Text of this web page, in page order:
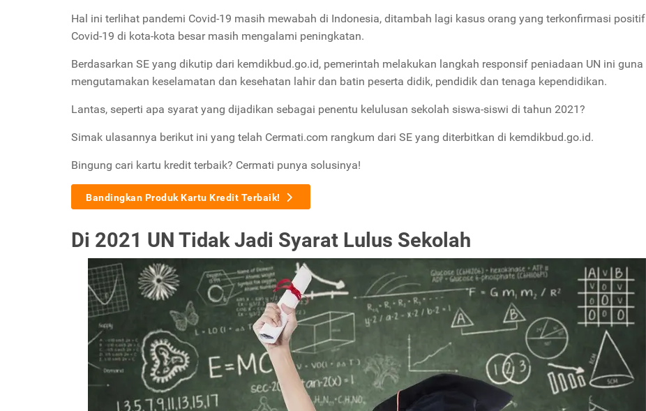
Hal ini terlihat pandemi Covid-19 masih mewabah di Indonesia, ditambah lagi kasus orang yang terkonfirmasi positif
Covid-19 di kota-kota besar masih mengalami peningkatan.
Berdasarkan SE yang dikutip dari kemdikbud.go.id, pemerintah melakukan langkah responsif peniadaan UN ini guna
mengutamakan keselamatan dan kesehatan lahir dan batin peserta didik, pendidik dan tenaga kependidikan.
Lantas, seperti apa syarat yang dijadikan sebagai penentu kelulusan sekolah siswa-siswi di tahun 2021?
Simak ulasannya berikut ini yang telah Cermati.com rangkum dari SE yang diterbitkan di kemdikbud.go.id.
Bingung cari kartu kredit terbaik? Cermati punya solusinya!
Bandingkan Produk Kartu Kredit Terbaik!
Di 2021 UN Tidak Jadi Syarat Lulus Sekolah